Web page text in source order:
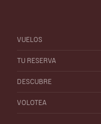
VUELOS
TU RESERVA
DESCUBRE
VOLOTEA